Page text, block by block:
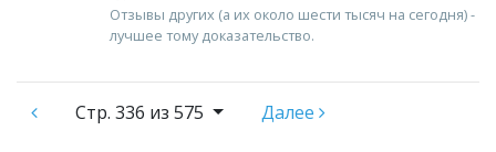
Отзывы других (а их около шести тысяч на сегодня) -
лучшее тому доказательство.
Стр. 336 из 575 Далее